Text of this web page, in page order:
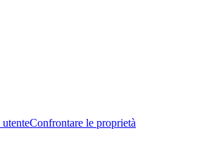
Confrontare le proprietà